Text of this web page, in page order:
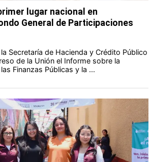
lugar nacional en
General de Participaciones
Secretaría de Hacienda y Crédito Público
de la Unión el Informe sobre la
Finanzas Públicas y la ...